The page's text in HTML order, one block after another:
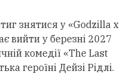
знятися у «Godzilla x
вийти у березні 2027
комедії «The Last
героїні Дейзі Рідлі.